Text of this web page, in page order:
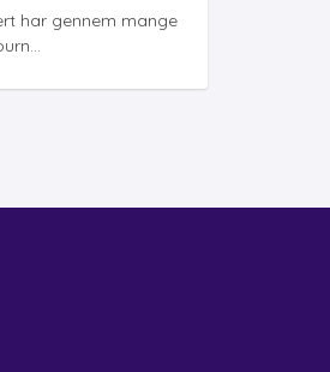
har gennem mange